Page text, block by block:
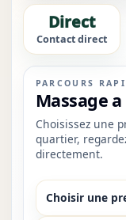
Direct
Contact direct
PARCOURS
Massage
Choisissez une
quartier,
directement.
Choisir une